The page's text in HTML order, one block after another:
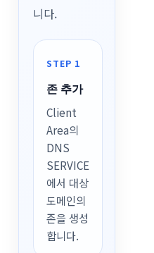
니다.
STEP 1
존 추가
Client
Area의
DNS
SERVICE
에서 대상
도메인의
존을 생성
합니다.